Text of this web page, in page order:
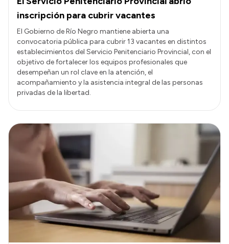
inscripción para cubrir vacantes
El Gobierno de Río Negro mantiene abierta una
convocatoria pública para cubrir 13 vacantes en distintos
establecimientos del Servicio Penitenciario Provincial, con el
objetivo de fortalecer los equipos profesionales que
desempeñan un rol clave en la atención, el
acompañamiento y la asistencia integral de las personas
privadas de la libertad.